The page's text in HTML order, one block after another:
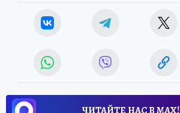
ЧИТАЙТЕ НАС В МАХ!